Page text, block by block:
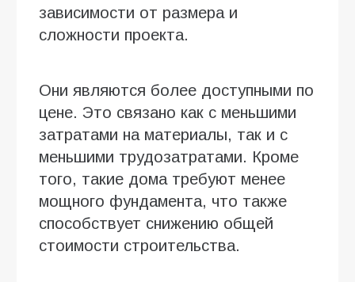
зависимости от размера и
сложности проекта.
Они являются более доступными по
цене. Это связано как с меньшими
затратами на материалы, так и с
меньшими трудозатратами. Кроме
того, такие дома требуют менее
мощного фундамента, что также
способствует снижению общей
стоимости строительства.